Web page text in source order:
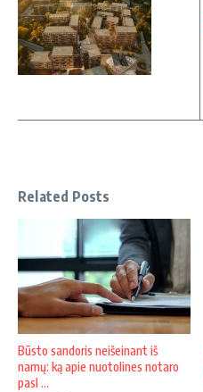
Related Posts
Būsto sandoris neišeinant iš
namų: ką apie nuotolines notaro
pasl ...